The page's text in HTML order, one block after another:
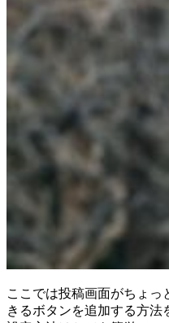
ここでは投稿画面がちょ
きるボタンを追加する方法